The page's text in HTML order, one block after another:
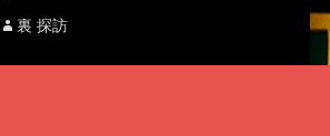
Author
裏 探訪